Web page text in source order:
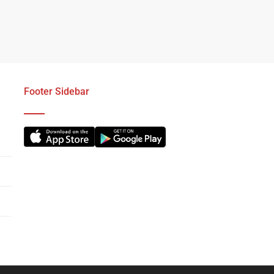
Footer Sidebar